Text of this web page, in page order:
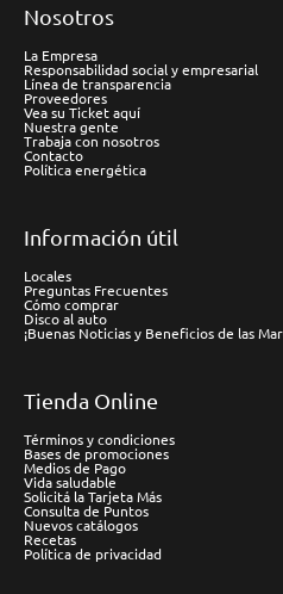
Nosotros
La Empresa
Responsabilidad social y empresarial
Línea de transparencia
Proveedores
Vea su Ticket aquí
Nuestra gente
Trabaja con nosotros
Contacto
Política energética
Información útil
Locales
Preguntas Frecuentes
Cómo comprar
Disco al auto
¡Buenas Noticias y Beneficios de las
Tienda Online
Términos y condiciones
Bases de promociones
Medios de Pago
Vida saludable
Solicitá la Tarjeta Más
Consulta de Puntos
Nuevos catálogos
Recetas
Política de privacidad